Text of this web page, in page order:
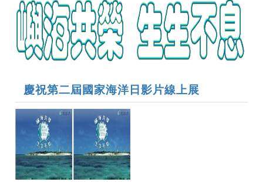
慶祝第二屆國家海洋日影片線上展